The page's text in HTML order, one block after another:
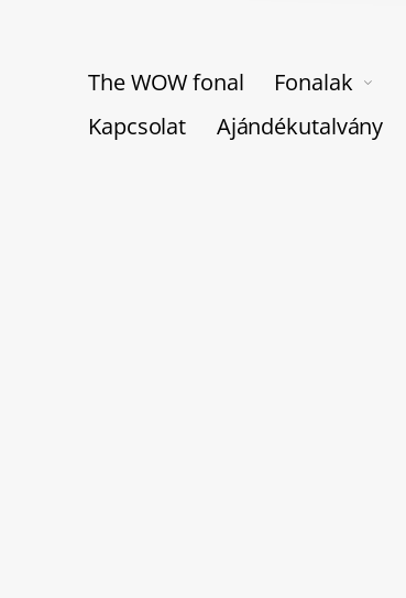
The WOW fonal Fonalak
Kapcsolat
Ajándékutalvány